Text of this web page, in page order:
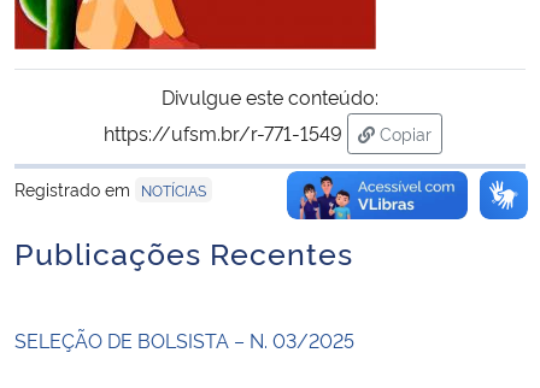
Divulgue este conteúdo:
https://ufsm.br/r-771-1549
Copiar
para área de
Registrado em
NOTÍCIAS
Publicações Recentes
SELEÇÃO DE BOLSISTA – N. 03/2025